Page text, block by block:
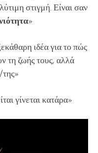
στιγμή. Είναι σαν
»
ιδέα για το πώς
τη ζωής τους, αλλά
της»
γίνεται κατάρα»